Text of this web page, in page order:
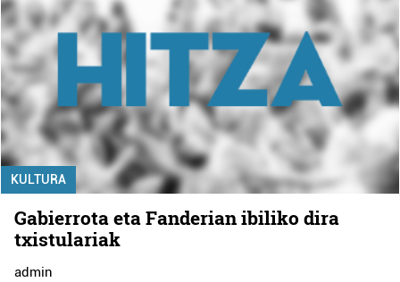
KULTURA
Gabierrota eta Fanderian ibiliko dira
txistulariak
admin